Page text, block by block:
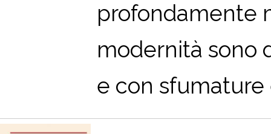
profondamente
modernità sono
e con sfumature